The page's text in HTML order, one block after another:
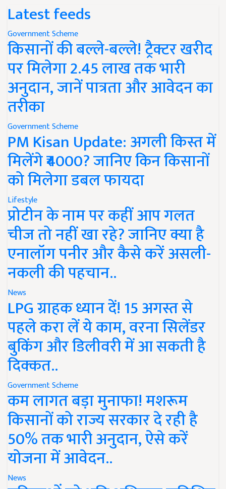
Latest feeds
Government Scheme
किसानों की बल्ले-बल्ले! ट्रैक्टर खरीद
पर मिलेगा 2.45 लाख तक भारी
अनुदान, जानें पात्रता और आवेदन का
तरीका
Government Scheme
PM Kisan Update: अगली किस्त में
मिलेंगे ₹4000? जानिए किन किसानों
को मिलेगा डबल फायदा
Lifestyle
प्रोटीन के नाम पर कहीं आप गलत
चीज तो नहीं खा रहे? जानिए क्या है
एनालॉग पनीर और कैसे करें असली-
नकली की पहचान..
News
LPG ग्राहक ध्यान दें! 15 अगस्त से
पहले करा लें ये काम, वरना सिलेंडर
बुकिंग और डिलीवरी में आ सकती है
दिक्कत..
Government Scheme
कम लागत बड़ा मुनाफा! मशरूम
किसानों को राज्य सरकार दे रही है
50% तक भारी अनुदान, ऐसे करें
योजना में आवेदन..
News